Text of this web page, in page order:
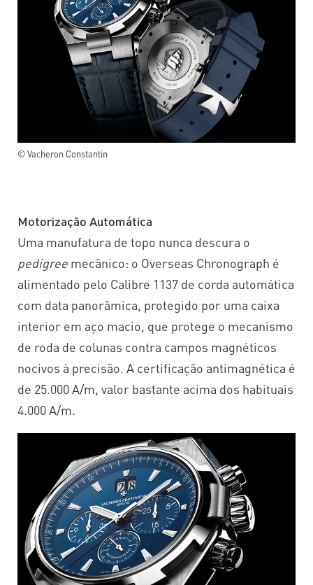
© Vacheron Constantin
Motorização Automática
Uma manufatura de topo nunca descura o
pedigree mecânico: o Overseas Chronograph é
alimentado pelo Calibre 1137 de corda automática
com data panorâmica, protegido por uma caixa
interior em aço macio, que protege o mecanismo
de roda de colunas contra campos magnéticos
nocivos à precisão. A certificação antimagnética é
de 25.000 A/m, valor bastante acima dos habituais
4.000 A/m.